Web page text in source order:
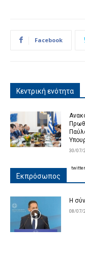
Facebook
Κεντρική ενότητα
30/07/
Εκπρόσωπος
Η
08/07/
twitter